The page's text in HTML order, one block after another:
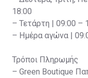
18:00
– Τετάρτη | 09:00 –
– Ημέρα αγώνα |
Τρόποι Πληρωμής
– Green Boutique